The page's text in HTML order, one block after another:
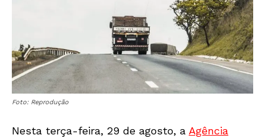
Foto: Reprodução
Nesta terça-feira, 29 de agosto, a Agência